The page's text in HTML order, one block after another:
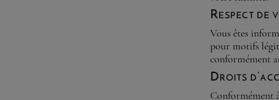
Respect de
Vous êtes
pour motifs
conformément
Droits
Conformément